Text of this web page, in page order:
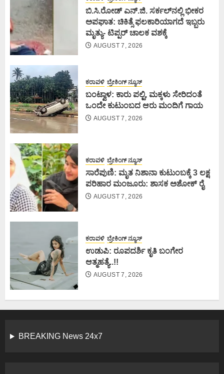
ಬಿ.ಸಿ.ರೋಡ್ ಎನ್.ಜಿ. ಸರ್ಕಲ್‌ನಲ್ಲಿ ಭೀಕರ
ಅಪಘಾತ: ಚಿಕಿತ್ಸೆ ಫಲಕಾರಿಯಾಗದೆ ಇಬ್ಬರು
ಮೃತ್ಯು- ಟಿಪ್ಪರ್ ಚಾಲಕ ವಶಕ್ಕೆ
AUGUST 7, 2026
ಕರಾವಳಿ ಬ್ರೇಕಿಂಗ್ ನ್ಯೂಸ್
ಬಂಟ್ವಾಳ: ಕಾರು ಪಲ್ಟಿ, ಮಕ್ಕಳು ಸೇರಿದಂತೆ
ಒಂದೇ ಕುಟುಂಬದ ಆರು ಮಂದಿಗೆ ಗಾಯ
AUGUST 7, 2026
ಕರಾವಳಿ ಬ್ರೇಕಿಂಗ್ ನ್ಯೂಸ್
ಸಾರೆಪುಣಿ: ಮೃತ ನಿಶಾನಾ ಕುಟುಂಬಕ್ಕೆ 3 ಲಕ್ಷ
ಪರಿಹಾರ ಮಂಜೂರು: ಶಾಸಕ ಅಶೋಕ್ ರೈ
AUGUST 7, 2026
ಕರಾವಳಿ ಬ್ರೇಕಿಂಗ್ ನ್ಯೂಸ್
ಉಡುಪಿ: ರೂಪದರ್ಶಿ ಕೃತಿ ಬಂಗೇರ
ಆತ್ಮಹತ್ಯೆ..!!
AUGUST 7, 2026
BREAKING News 24x7